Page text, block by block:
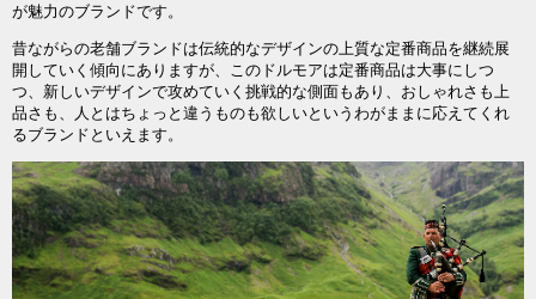
が魅力のブランドです。
昔ながらの老舗ブランドは伝統的なデザインの上質な定番商品を継続展
開していく傾向にありますが、このドルモアは定番商品は大事にしつ
つ、新しいデザインで攻めていく挑戦的な側面もあり、おしゃれさも上
品さも、人とはちょっと違うものも欲しいというわがままに応えてくれ
るブランドといえます。